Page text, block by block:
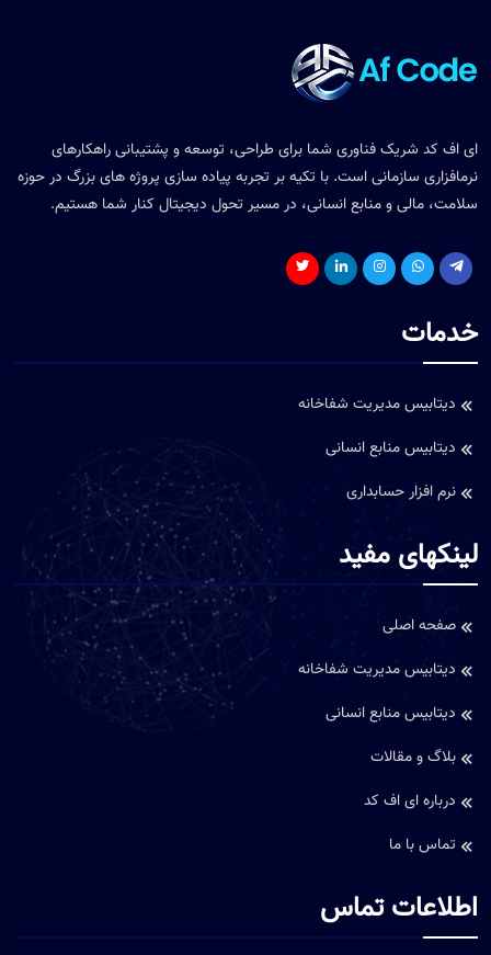
ای اف کد شریک فناوری شما برای طراحی، توسعه و پشتیبانی راهکارهای
نرمافزاری سازمانی است. با تکیه بر تجربه پیاده سازی پروژه های بزرگ در حوزه
سلامت، مالی و منابع انسانی، در مسیر تحول دیجیتال کنار شما هستیم.
خدمات
دیتابیس مدیریت شفاخانه
دیتابیس منابع انسانی
نرم افزار حسابداری
لینکهای مفید
صفحه اصلی
دیتابیس مدیریت شفاخانه
دیتابیس منابع انسانی
بلاگ و مقالات
درباره ای اف کد
تماس با ما
اطلاعات تماس